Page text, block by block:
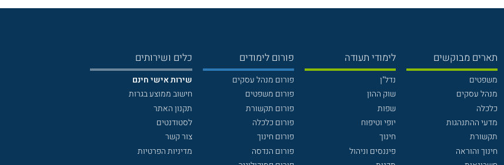
תארים מבוקשים
משפטים
מנהל עסקים
כלכלה
מדעי ההתנהגות
תקשורת
חינוך והוראה
לימודי תעודה
נדל"ן
שוק ההון
שפות
יופי וטיפוח
חינוך
פיננסים וניהול
פורום לימודים
פורום מנהל עסקים
פורום משפטים
פורום תקשורת
פורום כלכלה
פורום חינוך
פורום הנדסה
כלים ושירותים
שירות אישי חינם
חישוב ממוצע בגרות
תקנון האתר
לסטודנטים
צור קשר
מדיניות הפרטיות